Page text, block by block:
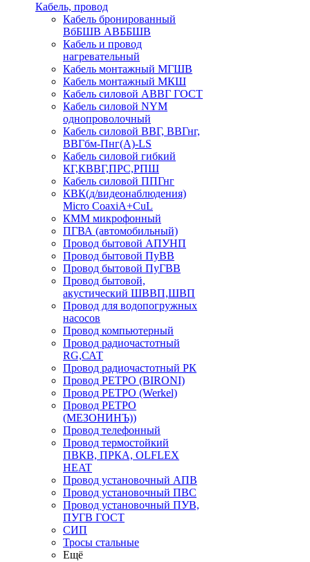
Кабель, провод
Кабель бронированный
ВбБШВ АВББШВ
Кабель и провод
нагревательный
Кабель монтажный МГШВ
Кабель монтажный МКШ
Кабель силовой АВВГ ГОСТ
Кабель силовой NYM
однопроволочный
Кабель силовой ВВГ, ВВГнг,
ВВГбм-Пнг(А)-LS
Кабель силовой гибкий
КГ,КВВГ,ПРС,РПШ
Кабель силовой ППГнг
КВК(д/видеонаблюдения)
Micro CoaxiA+CuL
КММ микрофонный
ПГВА (автомобильный)
Провод бытовой АПУНП
Провод бытовой ПуВВ
Провод бытовой ПуГВВ
Провод бытовой,
акустический ШВВП,ШВП
Провод для водопогружных
насосов
Провод компьютерный
Провод радиочастотный
RG,САТ
Провод радиочастотный РК
Провод РЕТРО (BIRONI)
Провод РЕТРО (Werkel)
Провод РЕТРО
(МЕЗОНИНЪ))
Провод телефонный
Провод термостойкий
ПВКВ, ПРКА, OLFLEX
HEAT
Провод установочный АПВ
Провод установочный ПВС
Провод установочный ПУВ,
ПУГВ ГОСТ
СИП
Тросы стальные
Ещё